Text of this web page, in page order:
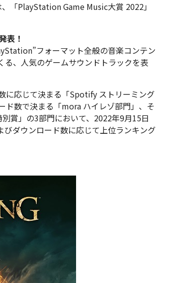
「PlayStation Game Music大賞 2022」
表！
フォーマット全般の音楽コンテン
、人気のゲームサウンドトラックを表
に応じて決まる「Spotify ストリーミング
ド数で決まる「mora ハイレゾ部門」、そ
賞」の3部門において、2022年9月15日
ダウンロード数に応じて上位ランキング